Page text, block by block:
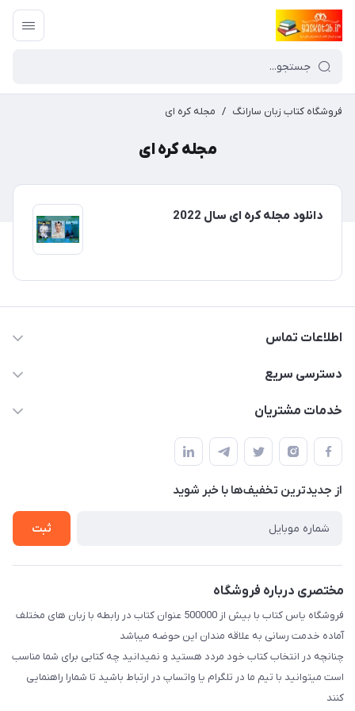
فروشگاه کتاب زبان سارانگ / مجله کره ای
مجله کره ای
دانلود مجله کره ای سال 2022
اطلاعات تماس
09371742423
طبقه بالای دنیای لبنیات (مراجعه حضوری فقط در صورت هماهنگی
قبلی با شماره ۰۹۳۷۱۷۴۲۴۲۳ امکان پذیر است)
دسترسی سریع
حساب کاربری
لیست محصولات
درباره ما
خدمات مشتریان
قوانین و مقررات
حریم خصوصی
راهنما
از جدید‌ترین تخفیف‌ها با‌ خبر شوید
ثبت
مختصری درباره فروشگاه
فروشگاه یاس کتاب با بیش از 500000 عنوان کتاب در رابطه با زبان های مختلف
آماده خدمت رسانی به علاقه مندان این حوضه میباشد
چنانچه در انتخاب کتاب خود مردد هستید و نمیدانید چه کتابی برای شما مناسب
است میتوانید با تیم ما در تلگرام یا واتساپ در ارتباط باشید تا شما‌را راهنمایی
کنند